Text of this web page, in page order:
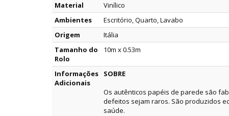
Material
Vinílico
Ambientes
Escritório, Quarto, Lavabo
Origem
Itália
Tamanho do
Rolo
10m x 0.53m
Informações
Adicionais
SOBRE
Os autênticos papéis de parede são
defeitos sejam raros. São produzidos
saúde.